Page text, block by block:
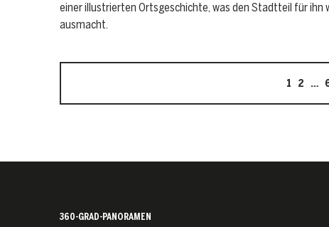
einer illustrierten Ortsgeschichte, was den Stadtteil für ihn
ausmacht.
1 2 …
360-GRAD-PANORAMEN